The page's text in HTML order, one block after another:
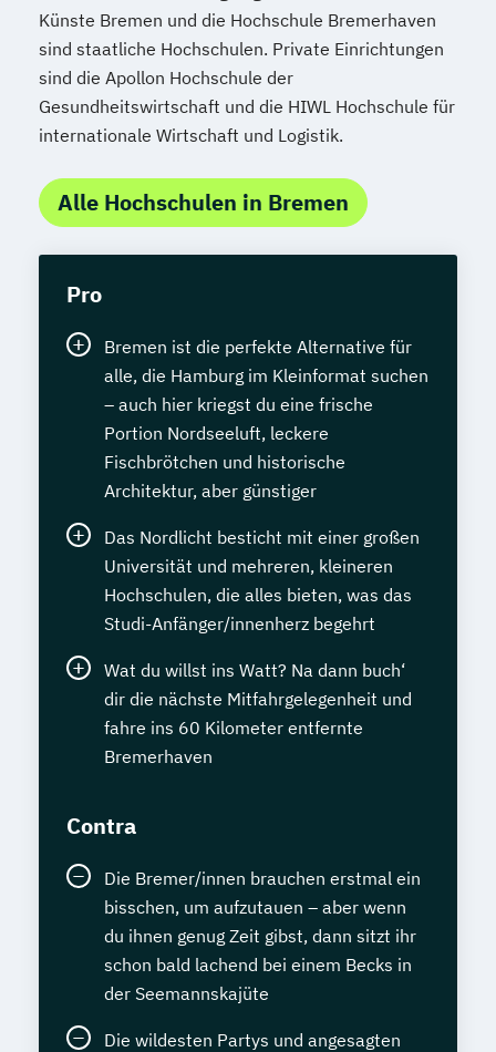
Künste Bremen und die Hochschule Bremerhaven
sind staatliche Hochschulen. Private Einrichtungen
sind die Apollon Hochschule der
Gesundheitswirtschaft und die HIWL Hochschule für
internationale Wirtschaft und Logistik.
Alle Hochschulen in Bremen
Pro
Bremen ist die perfekte Alternative für
alle, die Hamburg im Kleinformat suchen
– auch hier kriegst du eine frische
Portion Nordseeluft, leckere
Fischbrötchen und historische
Architektur, aber günstiger
Das Nordlicht besticht mit einer großen
Universität und mehreren, kleineren
Hochschulen, die alles bieten, was das
Studi-Anfänger/innenherz begehrt
Wat du willst ins Watt? Na dann buch‘
dir die nächste Mitfahrgelegenheit und
fahre ins 60 Kilometer entfernte
Bremerhaven
Contra
Die Bremer/innen brauchen erstmal ein
bisschen, um aufzutauen – aber wenn
du ihnen genug Zeit gibst, dann sitzt ihr
schon bald lachend bei einem Becks in
der Seemannskajüte
Die wildesten Partys und angesagten